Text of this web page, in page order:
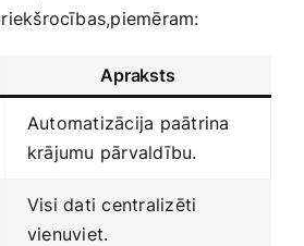
Apraksts
Automatizācija paātrina
krājumu pārvaldību.
Visi ‌dati​ centralizēti‌
vienuviet.